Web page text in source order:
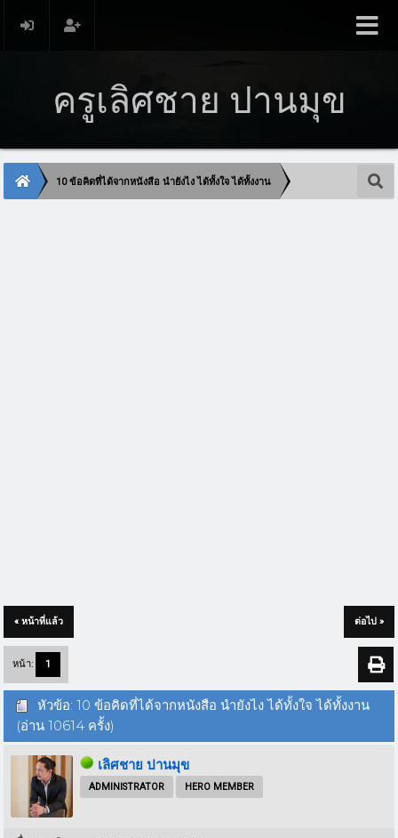
ครูเลิศชาย ปานมุข
10 ข้อคิดที่ได้จากหนังสือ นำยังไง ได้ทั้งใจ ได้ทั้งงาน
« หน้าที่แล้ว ต่อไป »
หน้า: 1
หัวข้อ: 10 ข้อคิดที่ได้จากหนังสือ นำยังไง ได้ทั้งใจ ได้ทั้งงาน
(อ่าน 10614 ครั้ง)
เลิศชาย ปานมุข
ADMINISTRATOR HERO MEMBER